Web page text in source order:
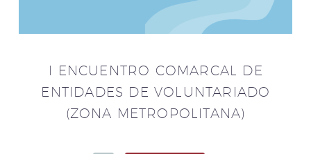
I ENCUENTRO COMARCAL DE
ENTIDADES DE VOLUNTARIADO
(ZONA METROPOLITANA)